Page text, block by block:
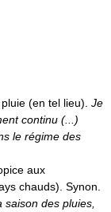
(en tel lieu). Je
continu (...)
le régime des
aux
chauds). Synon.
saison des pluies,